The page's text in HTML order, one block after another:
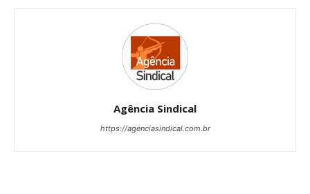
Agência Sindical
https://agenciasindical.com.br